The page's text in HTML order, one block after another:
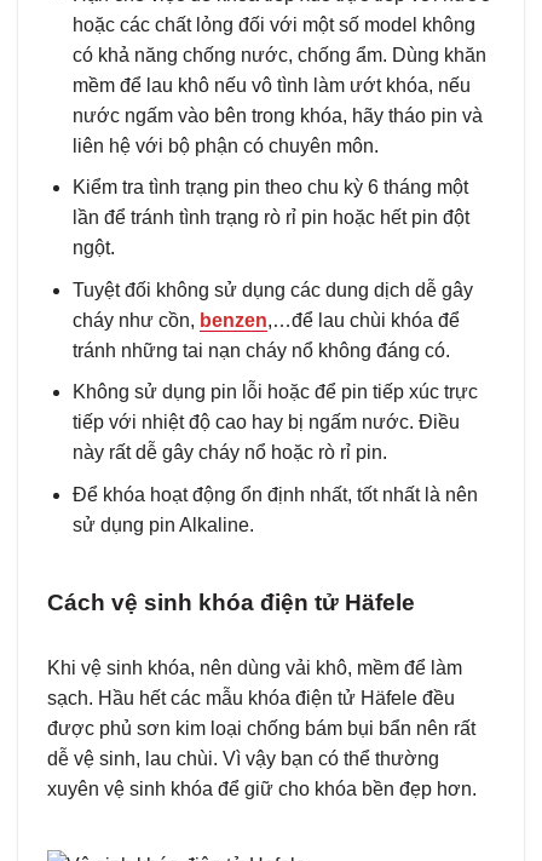
hoặc các chất lỏng đối với một số model không
có khả năng chống nước, chống ẩm. Dùng khăn
mềm để lau khô nếu vô tình làm ướt khóa, nếu
nước ngấm vào bên trong khóa, hãy tháo pin và
liên hệ với bộ phận có chuyên môn.
Kiểm tra tình trạng pin theo chu kỳ 6 tháng một
lần để tránh tình trạng rò rỉ pin hoặc hết pin đột
ngột.
Tuyệt đối không sử dụng các dung dịch dễ gây
cháy như cồn, benzen,…để lau chùi khóa để
tránh những tai nạn cháy nổ không đáng có.
Không sử dụng pin lỗi hoặc để pin tiếp xúc trực
tiếp với nhiệt độ cao hay bị ngấm nước. Điều
này rất dễ gây cháy nổ hoặc rò rỉ pin.
Để khóa hoạt động ổn định nhất, tốt nhất là nên
sử dụng pin Alkaline.
Cách vệ sinh khóa điện tử Häfele
Khi vệ sinh khóa, nên dùng vải khô, mềm để làm
sạch. Hầu hết các mẫu khóa điện tử Häfele đều
được phủ sơn kim loại chống bám bụi bẩn nên rất
dễ vệ sinh, lau chùi. Vì vậy bạn có thể thường
xuyên vệ sinh khóa để giữ cho khóa bền đẹp hơn.